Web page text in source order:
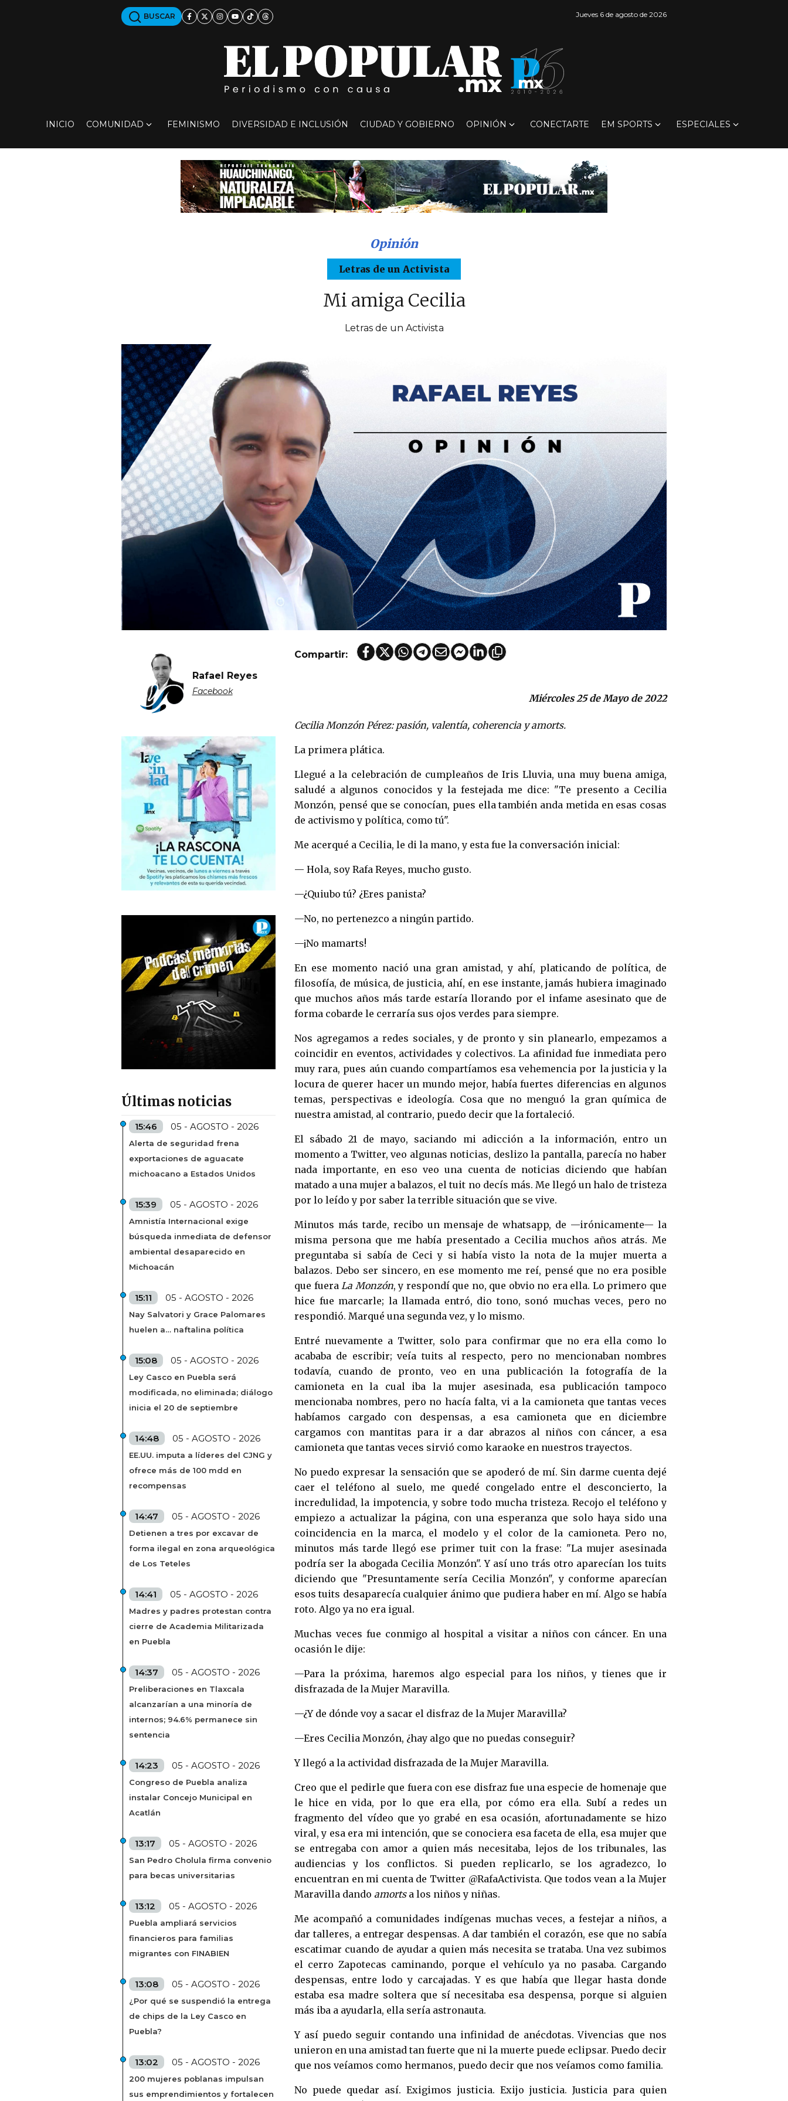
BUSCAR Jueves 6 de agosto de 2026
INICIO COMUNIDAD FEMINISMO DIVERSIDAD E INCLUSIÓN CIUDAD Y GOBIERNO OPINIÓN CONECTARTE EM SPORTS ESPECIALES
Opinión
Letras de un Activista
Mi amiga Cecilia
Letras de un Activista
Rafael Reyes
Facebook
Últimas noticias
15:46 05 - AGOSTO - 2026
Alerta de seguridad frena
exportaciones de aguacate
michoacano a Estados Unidos
15:39 05 - AGOSTO - 2026
Amnistía Internacional exige
búsqueda inmediata de defensor
ambiental desaparecido en
Michoacán
15:11 05 - AGOSTO - 2026
Nay Salvatori y Grace Palomares
huelen a… naftalina política
15:08 05 - AGOSTO - 2026
Ley Casco en Puebla será
modificada, no eliminada; diálogo
inicia el 20 de septiembre
14:48 05 - AGOSTO - 2026
EE.UU. imputa a líderes del CJNG y
ofrece más de 100 mdd en
recompensas
14:47 05 - AGOSTO - 2026
Detienen a tres por excavar de
forma ilegal en zona arqueológica
de Los Teteles
14:41 05 - AGOSTO - 2026
Madres y padres protestan contra
cierre de Academia Militarizada
en Puebla
14:37 05 - AGOSTO - 2026
Preliberaciones en Tlaxcala
alcanzarían a una minoría de
internos; 94.6% permanece sin
sentencia
14:23 05 - AGOSTO - 2026
Congreso de Puebla analiza
instalar Concejo Municipal en
Acatlán
13:17 05 - AGOSTO - 2026
San Pedro Cholula firma convenio
para becas universitarias
13:12 05 - AGOSTO - 2026
Puebla ampliará servicios
financieros para familias
migrantes con FINABIEN
13:08 05 - AGOSTO - 2026
¿Por qué se suspendió la entrega
de chips de la Ley Casco en
Puebla?
13:02 05 - AGOSTO - 2026
200 mujeres poblanas impulsan
sus emprendimientos y fortalecen
Compartir:
Miércoles 25 de Mayo de 2022
Cecilia Monzón Pérez: pasión, valentía, coherencia y amorts.
La primera plática.
Llegué a la celebración de cumpleaños de Iris Lluvia, una muy buena amiga,
saludé a algunos conocidos y la festejada me dice: "Te presento a Cecilia
Monzón, pensé que se conocían, pues ella también anda metida en esas cosas
de activismo y política, como tú".
Me acerqué a Cecilia, le di la mano, y esta fue la conversación inicial:
— Hola, soy Rafa Reyes, mucho gusto.
—¿Quiubo tú? ¿Eres panista?
—No, no pertenezco a ningún partido.
—¡No mamarts!
En ese momento nació una gran amistad, y ahí, platicando de política, de
filosofía, de música, de justicia, ahí, en ese instante, jamás hubiera imaginado
que muchos años más tarde estaría llorando por el infame asesinato que de
forma cobarde le cerraría sus ojos verdes para siempre.
Nos agregamos a redes sociales, y de pronto y sin planearlo, empezamos a
coincidir en eventos, actividades y colectivos. La afinidad fue inmediata pero
muy rara, pues aún cuando compartíamos esa vehemencia por la justicia y la
locura de querer hacer un mundo mejor, había fuertes diferencias en algunos
temas, perspectivas e ideología. Cosa que no menguó la gran química de
nuestra amistad, al contrario, puedo decir que la fortaleció.
El sábado 21 de mayo, saciando mi adicción a la información, entro un
momento a Twitter, veo algunas noticias, deslizo la pantalla, parecía no haber
nada importante, en eso veo una cuenta de noticias diciendo que habían
matado a una mujer a balazos, el tuit no decís más. Me llegó un halo de tristeza
por lo leído y por saber la terrible situación que se vive.
Minutos más tarde, recibo un mensaje de whatsapp, de —irónicamente— la
misma persona que me había presentado a Cecilia muchos años atrás. Me
preguntaba si sabía de Ceci y si había visto la nota de la mujer muerta a
balazos. Debo ser sincero, en ese momento me reí, pensé que no era posible
que fueraLa Monzón, y respondí que no, que obvio no era ella. Lo primero que
hice fue marcarle; la llamada entró, dio tono, sonó muchas veces, pero no
respondió. Marqué una segunda vez, y lo mismo.
Entré nuevamente a Twitter, solo para confirmar que no era ella como lo
acababa de escribir; veía tuits al respecto, pero no mencionaban nombres
todavía, cuando de pronto, veo en una publicación la fotografía de la
camioneta en la cual iba la mujer asesinada, esa publicación tampoco
mencionaba nombres, pero no hacía falta, vi a la camioneta que tantas veces
habíamos cargado con despensas, a esa camioneta que en diciembre
cargamos con mantitas para ir a dar abrazos al niños con cáncer, a esa
camioneta que tantas veces sirvió como karaoke en nuestros trayectos.
No puedo expresar la sensación que se apoderó de mí. Sin darme cuenta dejé
caer el teléfono al suelo, me quedé congelado entre el desconcierto, la
incredulidad, la impotencia, y sobre todo mucha tristeza. Recojo el teléfono y
empiezo a actualizar la página, con una esperanza que solo haya sido una
coincidencia en la marca, el modelo y el color de la camioneta. Pero no,
minutos más tarde llegó ese primer tuit con la frase: "La mujer asesinada
podría ser la abogada Cecilia Monzón". Y así uno trás otro aparecían los tuits
diciendo que "Presuntamente sería Cecilia Monzón", y conforme aparecían
esos tuits desaparecía cualquier ánimo que pudiera haber en mí. Algo se había
roto. Algo ya no era igual.
Muchas veces fue conmigo al hospital a visitar a niños con cáncer. En una
ocasión le dije:
—Para la próxima, haremos algo especial para los niños, y tienes que ir
disfrazada de la Mujer Maravilla.
—¿Y de dónde voy a sacar el disfraz de la Mujer Maravilla?
—Eres Cecilia Monzón, ¿hay algo que no puedas conseguir?
Y llegó a la actividad disfrazada de la Mujer Maravilla.
Creo que el pedirle que fuera con ese disfraz fue una especie de homenaje que
le hice en vida, por lo que era ella, por cómo era ella. Subí a redes un
fragmento del vídeo que yo grabé en esa ocasión, afortunadamente se hizo
viral, y esa era mi intención, que se conociera esa faceta de ella, esa mujer que
se entregaba con amor a quien más necesitaba, lejos de los tribunales, las
audiencias y los conflictos. Si pueden replicarlo, se los agradezco, lo
encuentran en mi cuenta de Twitter @RafaActivista. Que todos vean a la Mujer
Maravilla dando amortsa los niños y niñas.
Me acompañó a comunidades indígenas muchas veces, a festejar a niños, a
dar talleres, a entregar despensas. A dar también el corazón, ese que no sabía
escatimar cuando de ayudar a quien más necesita se trataba. Una vez subimos
el cerro Zapotecas caminando, porque el vehículo ya no pasaba. Cargando
despensas, entre lodo y carcajadas. Y es que había que llegar hasta donde
estaba esa madre soltera que sí necesitaba esa despensa, porque si alguien
más iba a ayudarla, ella sería astronauta.
Y así puedo seguir contando una infinidad de anécdotas. Vivencias que nos
unieron en una amistad tan fuerte que ni la muerte puede eclipsar. Puedo decir
que nos veíamos como hermanos, puedo decir que nos veíamos como familia.
No puede quedar así. Exigimos justicia. Exijo justicia. Justicia para quien